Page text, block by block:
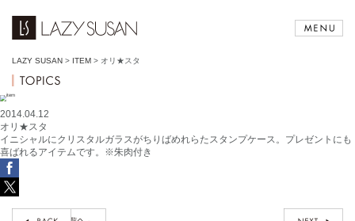
LAZY SUSAN > ITEM > オリ★スタ
2014.04.12
オリ★スタ
イニシャルにクリスタルガラスがちりばめれらたスタンプケース。プレゼントにも
喜ばれるアイテムです。※朱肉付き